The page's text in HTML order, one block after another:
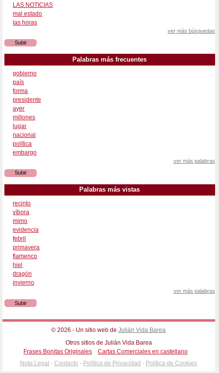
LAS NOTICIAS
mal estado
las horas
ver más búsquedas
Subir
Palabras más frecuentes
gobierno
país
forma
presidente
ayer
millones
lugar
nacional
política
embargo
ver más palabras
Subir
Palabras más vistas
recinto
víbora
mimo
evidencia
febril
primavera
flamenco
hiel
dragón
invierno
ver más palabras
Subir
© 2026 - Un sitio web deJulián Vida Barea
Otros sitios de Julián Vida Barea
Frases Bonitas Originales
Cartas Comerciales en castellano
Nota Legal -Contacto - Política de Privacidad - Política de Cookies